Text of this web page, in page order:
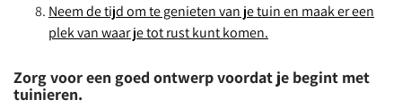
Neem de tijd om te genieten van je tuin en maak er een
plek van waar je tot rust kunt komen.
Zorg voor een goed ontwerp voordat je begint met
tuinieren.